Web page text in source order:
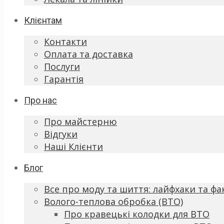
Клієнтам
Контакти
Оплата та доставка
Послуги
Гарантія
Про нас
Про майстерню
Відгуки
Наші Клієнти
Блог
Все про моду та шиття: лайфхаки та
Волого-теплова обробка (ВТО)
Про кравецькі колодки для ВТО